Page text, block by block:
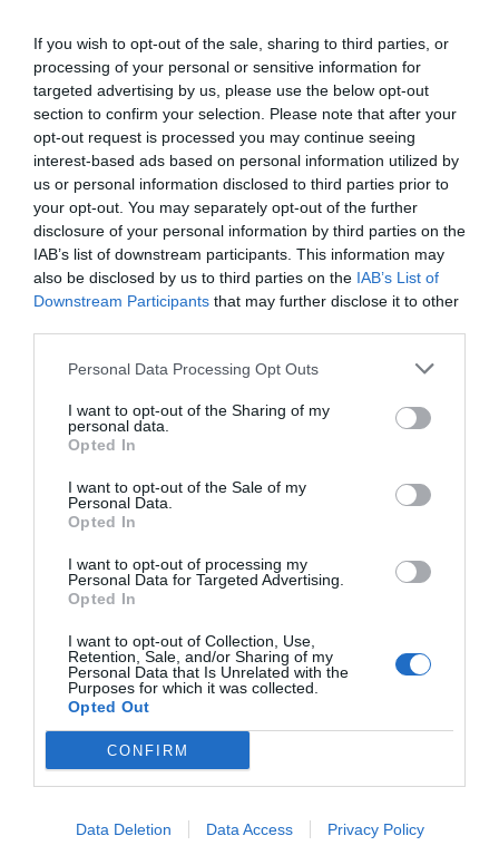
If you wish to opt-out of the sale, sharing to third parties, or
processing of your personal or sensitive information for
targeted advertising by us, please use the below opt-out
section to confirm your selection. Please note that after your
opt-out request is processed you may continue seeing
interest-based ads based on personal information utilized by
us or personal information disclosed to third parties prior to
your opt-out. You may separately opt-out of the further
disclosure of your personal information by third parties on the
IAB’s list of downstream participants. This information may
also be disclosed by us to third parties on the IAB’s List of
Downstream Participants that may further disclose it to other
Personal Data Processing Opt Outs
I want to opt-out of the Sharing of my
personal data.
Opted In
I want to opt-out of the Sale of my
Personal Data.
Opted In
I want to opt-out of processing my
Personal Data for Targeted Advertising.
Opted In
I want to opt-out of Collection, Use,
Retention, Sale, and/or Sharing of my
Personal Data that Is Unrelated with the
Purposes for which it was collected.
Opted Out
CONFIRM
Data Deletion Data Access Privacy Policy
Eccellente 9.2 /10
TARIFFE
Horti Della Fasanara
1.08 km
dal centro
Eccezionale 10/10
TARIFFE
Best Western Palace Inn Hotel
2.53 kmdal centro
Favoloso 8.7/10
2.78 km dal centro
5.24 kmdal centro
Eccellente 9.2
Le Stanze di Torcicoda R&B
570 m
Eccezionale 10 /10